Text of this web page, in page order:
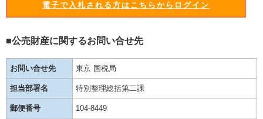
電子で入札される方はこちらからログイン
■公売財産に関するお問い合せ先
お問い合せ先 東京 国税局
担当部署名 特別整理総括第二課
郵便番号 104-8449